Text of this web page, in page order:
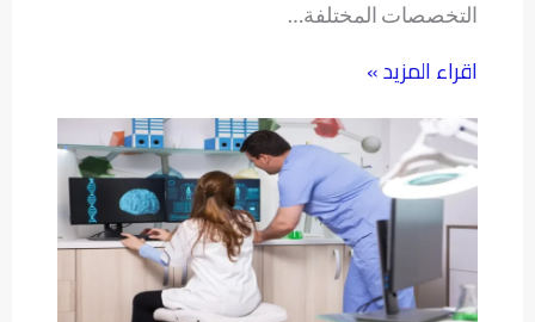
التخصصات المختلفة…
اقراء المزيد »